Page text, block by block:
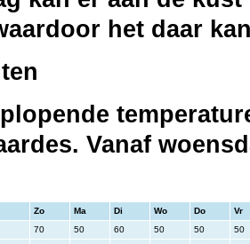
het daar
Vanaf
Zo Ma Di Wo Do
Vr
70 50 60 50 50
50